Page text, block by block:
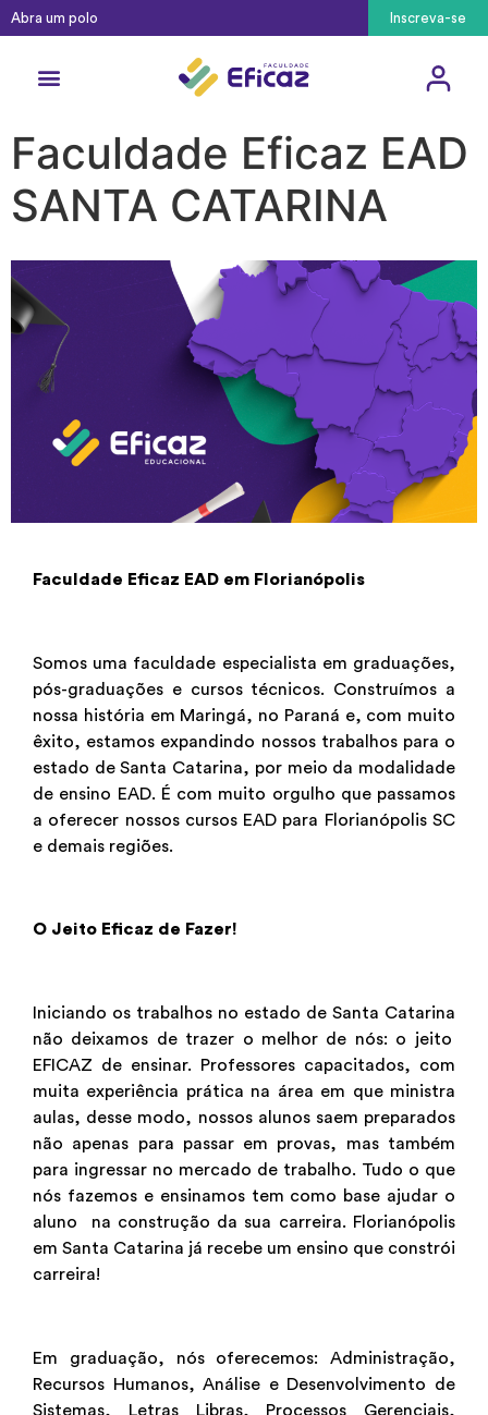
Abra um polo Inscreva-se
Faculdade Eficaz EAD
SANTA CATARINA
Faculdade Eficaz EAD em Florianópolis
Somos uma faculdade especialista em graduações,
pós-graduações e cursos técnicos. Construímos a
nossa história em Maringá, no Paraná e, com muito
êxito, estamos expandindo nossos trabalhos para o
estado deSanta Catarina, por meio da modalidade
de ensino EAD. É com muito orgulho que passamos
a oferecer nossos cursos EAD para Florianópolis SC
e demais regiões.
O Jeito Eficaz de Fazer!
Iniciando os trabalhos no estado de Santa Catarina
não deixamos de trazer o melhor de nós: o jeito
EFICAZ de ensinar. Professores capacitados, com
muita experiência prática na área em que ministra
aulas, desse modo, nossos alunos saem preparados
não apenas para passar em provas, mas também
para ingressar no mercado de trabalho. Tudo o que
nós fazemos e ensinamos tem como base ajudar o
aluno na construção da sua carreira. Florianópolis
em Santa Catarina já recebe um ensino que constrói
carreira!
Em graduação, nós oferecemos: Administração,
Recursos Humanos, Análise e Desenvolvimento de
Sistemas, Letras Libras, Processos Gerenciais,